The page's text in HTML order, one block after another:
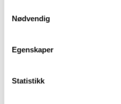
Nødvendig
Egenskaper
Statistikk